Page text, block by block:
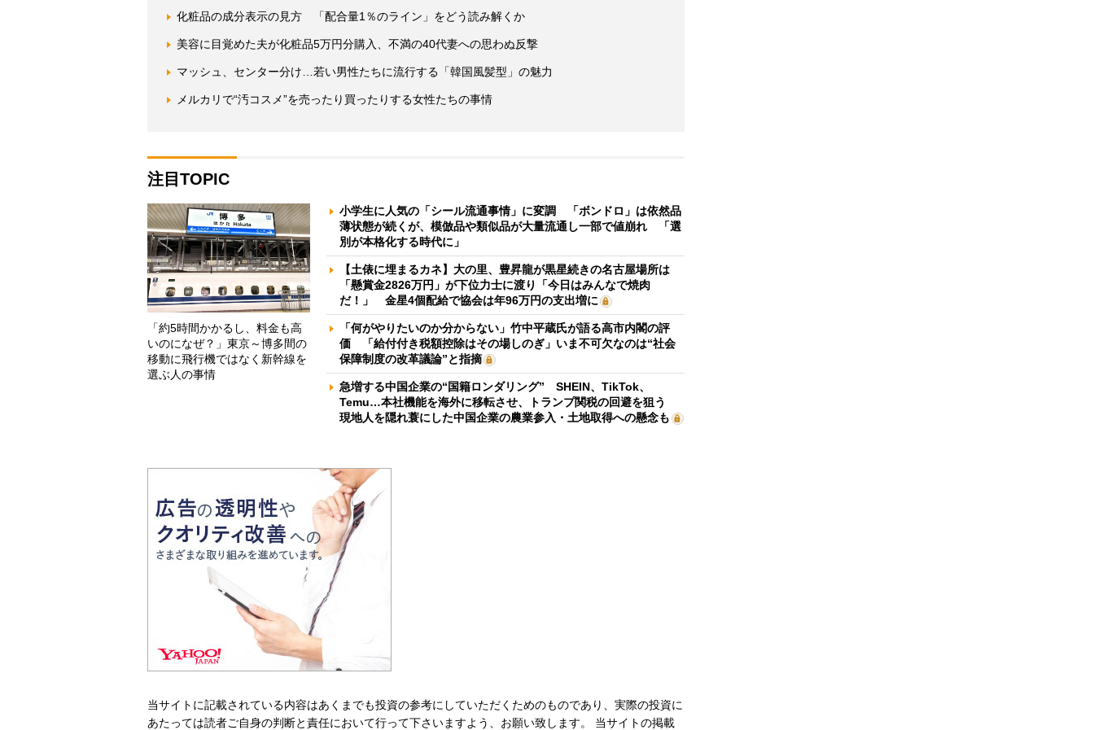
化粧品の成分表示の見方 「配合量1％のライン」をどう読み解くか
美容に目覚めた夫が化粧品5万円分購入、不満の40代妻への思わぬ反撃
マッシュ、センター分け…若い男性たちに流行する「韓国風髪型」の魅力
メルカリで“汚コスメ”を売ったり買ったりする女性たちの事情
注目TOPIC
「約5時間かかるし、料金も高
いのになぜ？」東京～博多間の
移動に飛行機ではなく新幹線を
選ぶ人の事情
小学生に人気の「シール流通事情」に変調 「ボンドロ」は依然品
薄状態が続くが、模倣品や類似品が大量流通し一部で値崩れ 「選
別が本格化する時代に」
【土俵に埋まるカネ】大の里、豊昇龍が黒星続きの名古屋場所は
「懸賞金2826万円」が下位力士に渡り「今日はみんなで焼肉
だ！」 金星4個配給で協会は年96万円の支出増に
「何がやりたいのか分からない」竹中平蔵氏が語る高市内閣の評
価 「給付付き税額控除はその場しのぎ」いま不可欠なのは“社会
保障制度の改革議論”と指摘
急増する中国企業の“国籍ロンダリング” SHEIN、TikTok、
Temu…本社機能を海外に移転させ、トランプ関税の回避を狙う
現地人を隠れ蓑にした中国企業の農業参入・土地取得への懸念も
当サイトに記載されている内容はあくまでも投資の参考にしていただくためのものであり、実際の投資に
あたっては読者ご自身の判断と責任において行って下さいますよう、お願い致します。 当サイトの掲載